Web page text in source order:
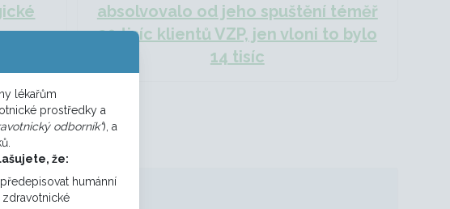
absolvovalo od jeho spuštění téměř
30 tisíc klientů VZP, jen vloni to bylo
14 tisíc
lékařům
prostředky a
odborník“), a
že:
humánní